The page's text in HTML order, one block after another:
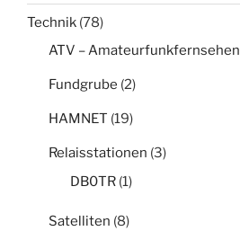
Technik (78)
ATV – Amateurfunkfernsehen
Fundgrube (2)
HAMNET (19)
Relaisstationen (3)
DB0TR (1)
Satelliten (8)